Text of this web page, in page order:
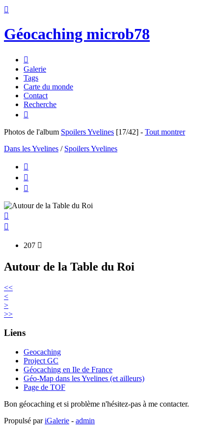

Géocaching microb78

Galerie
Tags
Carte du monde
Contact
Recherche

Photos de l'album Spoilers Yvelines [17/42] - Tout montrer
Dans les Yvelines / Spoilers Yvelines





207 
Autour de la Table du Roi
<<
<
>
>>
Liens
Geocaching
Project GC
Géocaching en Ile de France
Géo-Map dans les Yvelines (et ailleurs)
Page de TOF
Bon géocaching et si problème n'hésitez-pas à me contacter.
Propulsé pariGalerie - admin